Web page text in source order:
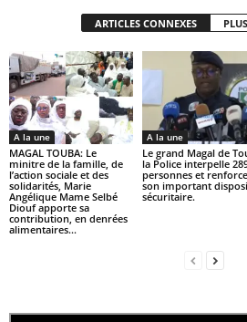
ARTICLES CONNEXES
A la une
MAGAL TOUBA: Le
minitre de la famille, de
l’action sociale et des
solidarités, Marie
Angélique Mame Selbé
Diouf apporte sa
contribution, en denrées
alimentaires...
A la une
Le grand Magal de
la Police interpelle
personnes et renforce
son important
sécuritaire.